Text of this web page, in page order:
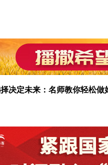
决定未来：名师教你轻松做